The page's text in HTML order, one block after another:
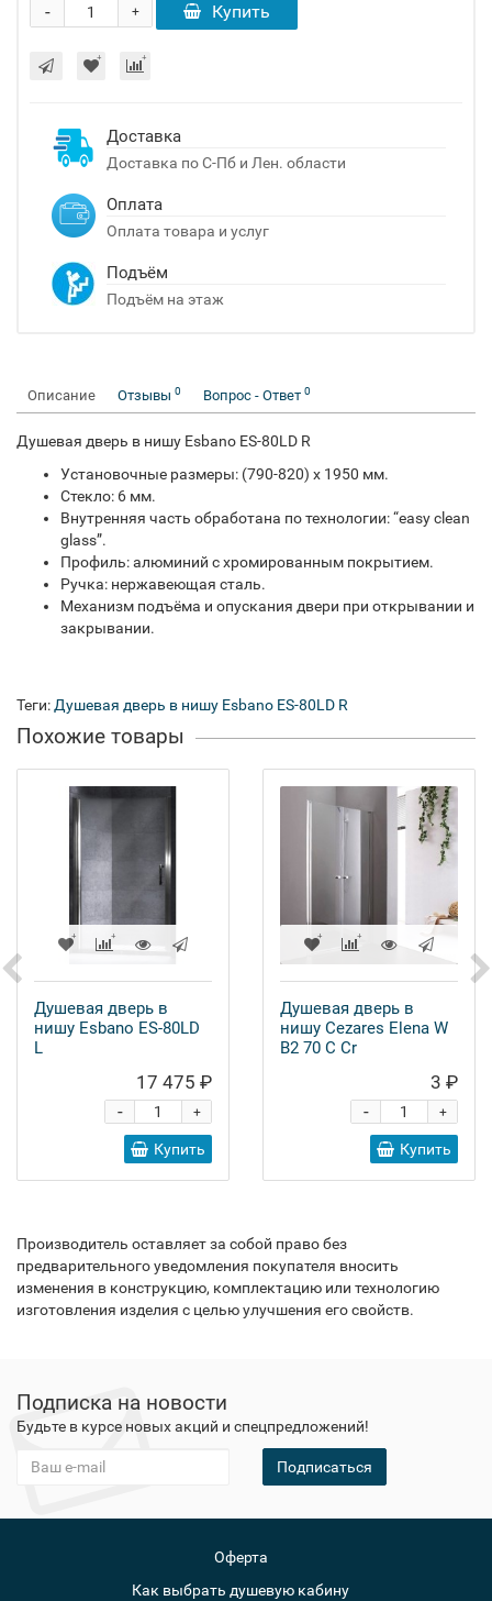
+
- Купить
Доставка
Доставка по С-Пб и Лен. области
Оплата
Оплата товара и услуг
Подъём
Подъём на этаж
Описание Отзывы 0 Вопрос - Ответ 0
Душевая дверь в нишу Esbano ES-80LD R
Установочные размеры: (790-820) х 1950 мм.
Стекло: 6 мм.
Внутренняя часть обработана по технологии: “easy clean
glass”.
Профиль: алюминий с хромированным покрытием.
Ручка: нержавеющая сталь.
Механизм подъёма и опускания двери при открывании и
закрывании.
Теги: Душевая дверь в нишу Esbano ES-80LD R
Похожие товары
Душевая дверь в
нишу Esbano ES-80LD
L
17 475 ₽
+
-
Купить
Душевая дверь в
нишу Cezares Elena W
B2 70 C Cr
3 ₽
+
-
Купить
Производитель оставляет за собой право без
предварительного уведомления покупателя вносить
изменения в конструкцию, комплектацию или технологию
изготовления изделия с целью улучшения его свойств.
Подписка на новости
Будьте в курсе новых акций и спецпредложений!
Подписаться
Оферта
Как выбрать душевую кабину